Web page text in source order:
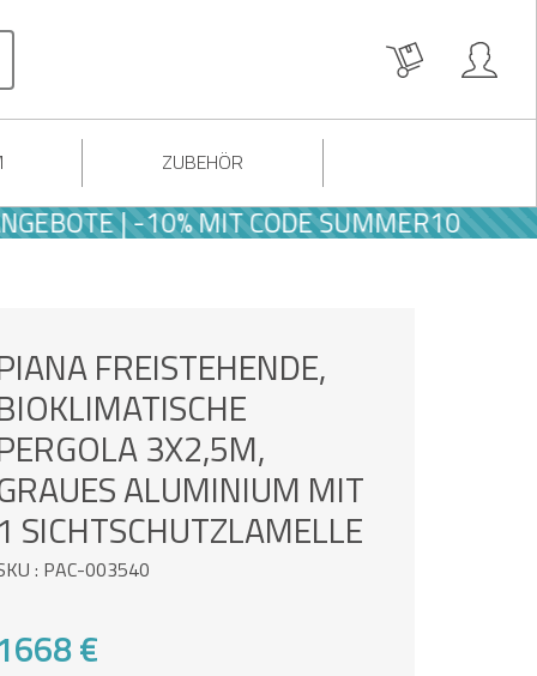
ZUBEHÖR
| -10% MIT CODE SUMMER10
FREISTEHENDE,
3X2,5M,
ALUMINIUM MIT
1 SICHTSCHUTZLAMELLE
: PAC-003540
€